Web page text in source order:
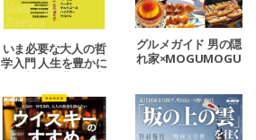
いま必要な大人の哲
学入門 人生を豊かに
する哲学の世界と言
葉。
グルメガイド 男の隠
れ家×MOGUMOGU